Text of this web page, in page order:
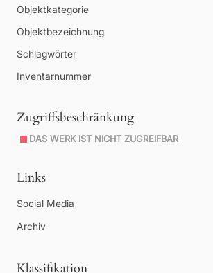
Objektkategorie
Objektbezeichnung
Schlagwörter
Inventarnummer
Zugriffsbeschränkung
DAS WERK IST NICHT ZUGREIFBAR
Links
Social Media
Archiv
Klassifikation